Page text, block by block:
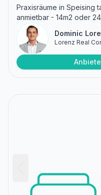
Praxisräume in Speising
anmietbar - 14m2 oder
Dominic
Lorenz Real